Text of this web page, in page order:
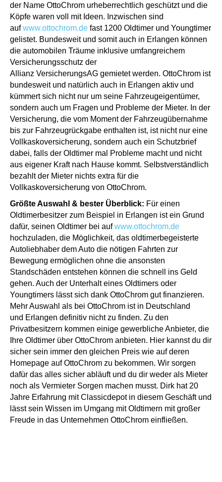
der Name OttoChrom urheberrechtlich geschützt und die
Köpfe waren voll mit Ideen. Inzwischen sind
aufwww.ottochrom.de fast 1200 Oldtimer und Youngtimer
gelistet. Bundesweit und somit auch in Erlangen können
die automobilen Träume inklusive umfangreichem
Versicherungsschutz der
Allianz VersicherungsAG gemietet werden. OttoChrom ist
bundesweit und natürlich auch in Erlangen aktiv und
kümmert sich nicht nur um seine Fahrzeugeigentümer,
sondern auch um Fragen und Probleme der Mieter. In der
Versicherung, die vom Moment der Fahrzeugübernahme
bis zur Fahrzeugrückgabe enthalten ist, ist nicht nur eine
Vollkaskoversicherung, sondern auch ein Schutzbrief
dabei, falls der Oldtimer mal Probleme macht und nicht
aus eigener Kraft nach Hause kommt. Selbstverständlich
bezahlt der Mieter nichts extra für die
Vollkaskoversicherung von OttoChrom.
Größte Auswahl & bester Überblick: Für einen
Oldtimerbesitzer zum Beispiel in Erlangen ist ein Grund
dafür, seinen Oldtimer bei aufwww.ottochrom.de
hochzuladen, die Möglichkeit, das oldtimerbegeisterte
Autoliebhaber dem Auto die nötigen Fahrten zur
Bewegung ermöglichen ohne die ansonsten
Standschäden entstehen können die schnell ins Geld
gehen. Auch der Unterhalt eines Oldtimers oder
Youngtimers lässt sich dank OttoChrom gut finanzieren.
Mehr Auswahl als bei OttoChrom ist in Deutschland
und Erlangen definitiv nicht zu finden. Zu den
Privatbesitzern kommen einige gewerbliche Anbieter, die
Ihre Oldtimer über OttoChrom anbieten. Hier kannst du dir
sicher sein immer den gleichen Preis wie auf deren
Homepage auf OttoChrom zu bekommen. Wir sorgen
dafür das alles sicher abläuft und du dir weder als Mieter
noch als Vermieter Sorgen machen musst. Dirk hat 20
Jahre Erfahrung mit Classicdepot in diesem Geschäft und
lässt sein Wissen im Umgang mit Oldtimern mit großer
Freude in das Unternehmen OttoChrom einfließen.